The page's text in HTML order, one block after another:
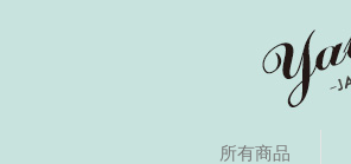
所有商品